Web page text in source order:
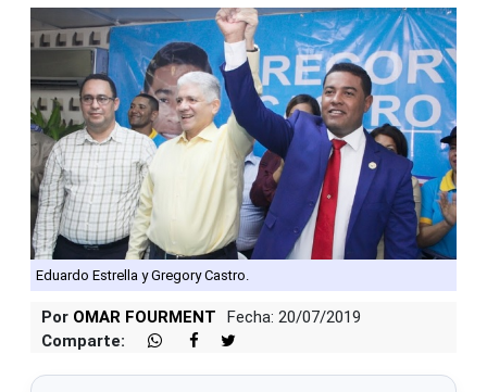
Eduardo Estrella y Gregory Castro.
Por OMAR FOURMENT
Fecha: 20/07/2019
Comparte: